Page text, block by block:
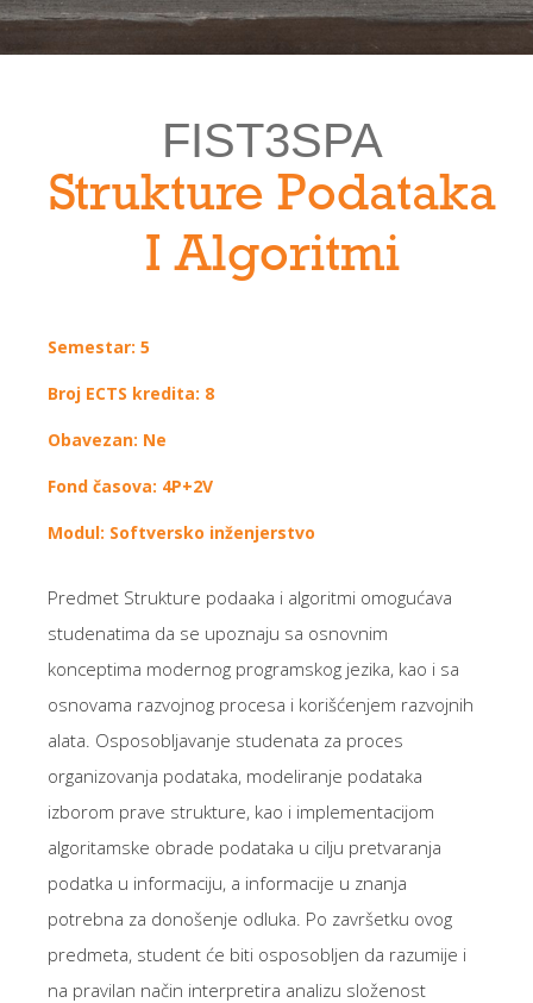
FIST3SPA
Strukture Podataka
I Algoritmi
Semestar: 5
Broj ECTS kredita: 8
Obavezan: Ne
Fond časova: 4P+2V
Modul: Softversko inženjerstvo
Predmet Strukture podaaka i algoritmi omogućava
studenatima da se upoznaju sa osnovnim
konceptima modernog programskog jezika, kao i sa
osnovama razvojnog procesa i korišćenjem razvojnih
alata. Osposobljavanje studenata za proces
organizovanja podataka, modeliranje podataka
izborom prave strukture, kao i implementacijom
algoritamske obrade podataka u cilju pretvaranja
podatka u informaciju, a informacije u znanja
potrebna za donošenje odluka. Po završetku ovog
predmeta, student će biti osposobljen da razumije i
na pravilan način interpretira analizu složenost